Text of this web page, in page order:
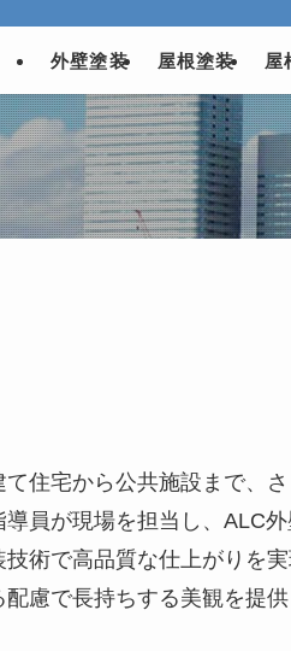
外壁塗装 屋根塗装 屋
住宅から公共施設まで、
員が現場を担当し、ALC外
術で高品質な仕上がりを
慮で長持ちする美観を提供